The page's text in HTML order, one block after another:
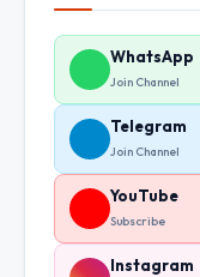
WhatsApp
Join Channel
Telegram
Join Channel
YouTube
Subscribe
Instagram